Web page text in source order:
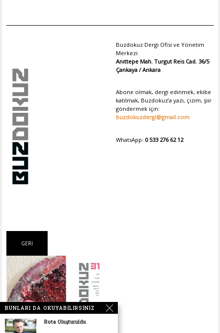
Buzdokuz Dergi Ofisi ve Yönetim
Merkezi:
Anıttepe Mah. Turgut Reis Cad. 36/5
Çankaya / Ankara
Abone olmak, dergi edinmek, ekibe
katılmak, Buzdokuz’a yazı, çizim, şiir
göndermek için:
buzdokuzdergi@gmail.com
WhatsApp: 0 533 276 62 12
BUNLARI DA OKUYABILIRSINIZ
Rota Oluşturuldu